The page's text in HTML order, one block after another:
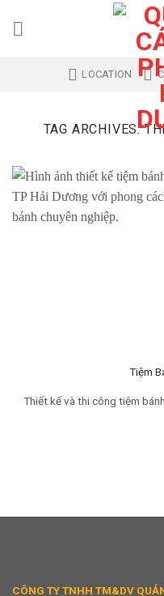
LOCATION
TAG ARCHIVES:
Tiệm
Thiết kế và thi công tiệm
CÔNG TY TNHH TM&DV